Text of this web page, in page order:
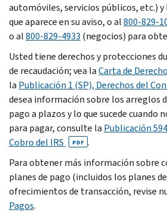
automóviles, servicios públicos, etc.)
que aparece en su aviso, o al800-829-
o al800-829-4933 (negocios) para
Usted tiene derechos y protecciones
de recaudación; vea laCarta de
la Publicación 1 (SP), Derechos del
desea información sobre los arreglos
pago a plazos y lo que sucede cuando
para pagar, consulte la Publicación
Cobrodel IRS PDF .
Para obtener más información sobre
planes de pago (incluidos los planes
ofrecimientos de transacción, revise
Pagos.